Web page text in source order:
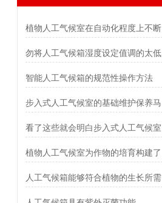
勿将人工气候箱湿度设定值调的太低
智能人工气候箱的规范性操作方法
人工气候箱能够符合植物的生长所需